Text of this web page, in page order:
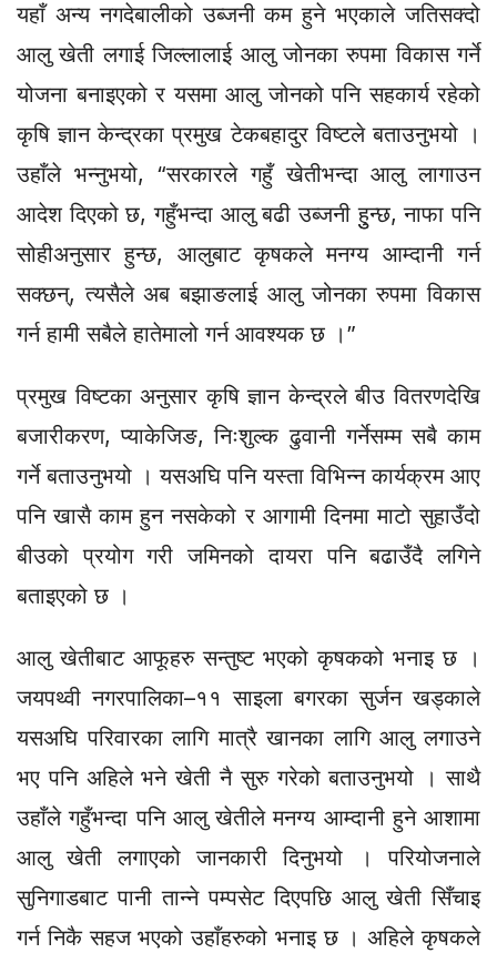
यहाँ अन्य नगदेबालीको उब्जनी कम हुने भएकाले जतिसक्दो
आलु खेती लगाई जिल्लालाई आलु जोनका रुपमा विकास गर्ने
योजना बनाइएको र यसमा आलु जोनको पनि सहकार्य रहेको
कृषि ज्ञान केन्द्रका प्रमुख टेकबहादुर विष्टले बताउनुभयो ।
उहाँले भन्नुभयो, “सरकारले गहुँ खेतीभन्दा आलु लागाउन
आदेश दिएको छ, गहुँभन्दा आलु बढी उब्जनी हुुन्छ, नाफा पनि
सोहीअनुसार हुन्छ, आलुबाट कृषकले मनग्य आम्दानी गर्न
सक्छन्, त्यसैले अब बझाङलाई आलु जोनका रुपमा विकास
गर्न हामी सबैले हातेमालो गर्न आवश्यक छ ।”
प्रमुख विष्टका अनुसार कृषि ज्ञान केन्द्रले बीउ वितरणदेखि
बजारीकरण, प्याकेजिङ, निःशुल्क ढुवानी गर्नेसम्म सबै काम
गर्ने बताउनुभयो । यसअघि पनि यस्ता विभिन्न कार्यक्रम आए
पनि खासै काम हुन नसकेको र आगामी दिनमा माटो सुहाउँदो
बीउको प्रयोग गरी जमिनको दायरा पनि बढाउँदै लगिने
बताइएको छ ।
आलु खेतीबाट आफूहरु सन्तुष्ट भएको कृषकको भनाइ छ ।
जयपथ्वी नगरपालिका–११ साइला बगरका सुर्जन खड्काले
यसअघि परिवारका लागि मात्रै खानका लागि आलु लगाउने
भए पनि अहिले भने खेती नै सुरु गरेको बताउनुभयो । साथै
उहाँले गहुँभन्दा पनि आलु खेतीले मनग्य आम्दानी हुने आशामा
आलु खेती लगाएको जानकारी दिनुभयो । परियोजनाले
सुनिगाडबाट पानी तान्ने पम्पसेट दिएपछि आलु खेती सिँचाइ
गर्न निकै सहज भएको उहाँहरुको भनाइ छ । अहिले कृषकले